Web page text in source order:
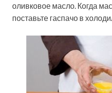
оливковое масло. Когда
поставьте гаспачо в